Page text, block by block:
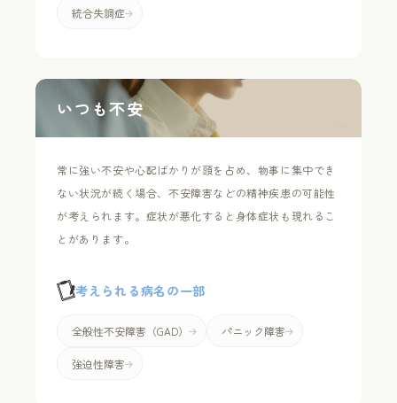
統合失調症
常に強い不安や心配ばかりが頭を占め、物事に集中でき
ない状況が続く場合、不安障害などの精神疾患の可能性
が考えられます。症状が悪化すると身体症状も現れるこ
とがあります。
考えられる病名の一部
全般性不安障害（GAD） パニック障害
強迫性障害
いつも不安